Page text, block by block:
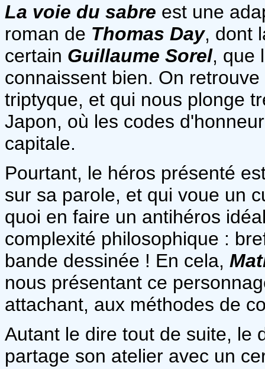
La voie du sabre est une
roman de Thomas Day, dont
certain Guillaume Sorel, que
connaissent bien. On
triptyque, et qui nous plonge
Japon, où les codes
capitale.
Pourtant, le héros présenté
sur sa parole, et qui voue un
quoi en faire un antihéros
complexité philosophique :
bande dessinée ! En cela,
nous présentant ce
attachant, aux méthodes de
Autant le dire tout de suite, le
partage son atelier avec un